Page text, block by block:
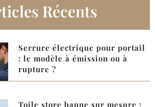
Récents
Serrure électrique pour portail
: le modèle à émission ou à
rupture ?
Toile store banne sur mesure :